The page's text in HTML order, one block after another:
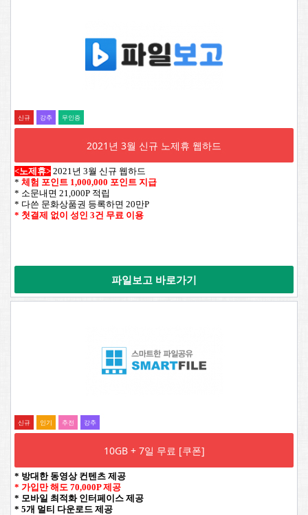
신규 강추 무인증
2021년 3월 신규 노제휴 웹하드
<노제휴> 2021년 3월 신규 웹하드
* 체험 포인트 1,000,000 포인트 지급
* 소문내면 21,000P 적립
* 다쓴 문화상품권 등록하면 20만P
* 첫결제 없이 성인 3건 무료 이용
파일보고 바로가기
신규 인기 추전 강추
10GB + 7일 무료 [쿠폰]
* 방대한 동영상 컨텐츠 제공
* 가입만 해도 70,000P 제공
* 모바일 최적화 인터페이스 제공
* 5개 멀티 다운로드 제공